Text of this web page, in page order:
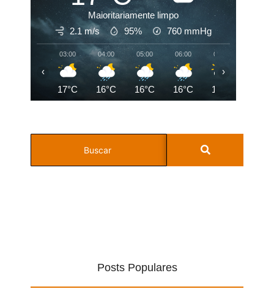
Maioritariamente limpo
2.1 m/s
95% 760 mmHg
03:00
17°C
04:00
16°C
05:00
16°C
06:00
16°C
07:00
16°C
‹ ›
Posts Populares